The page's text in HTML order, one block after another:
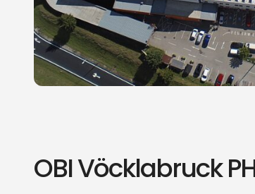
OBI Vöcklabruck